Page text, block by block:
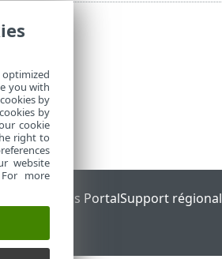
ESET Status PortalSupport régional
you with
by
by
cookie
right to
website
more